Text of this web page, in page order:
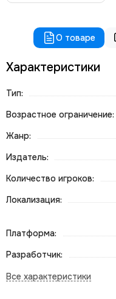
О товаре
Характеристики
Тип:
Возрастное ограничение:
Жанр:
Издатель:
Количество игроков:
Локализация:
Платформа:
Разработчик: